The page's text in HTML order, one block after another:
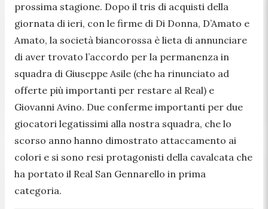
prossima stagione. Dopo il tris di acquisti della
giornata di ieri, con le firme di Di Donna, D’Amato e
Amato, la società biancorossa è lieta di annunciare
di aver trovato l’accordo per la permanenza in
squadra di Giuseppe Asile (che ha rinunciato ad
offerte più importanti per restare al Real) e
Giovanni Avino. Due conferme importanti per due
giocatori legatissimi alla nostra squadra, che lo
scorso anno hanno dimostrato attaccamento ai
colori e si sono resi protagonisti della cavalcata che
ha portato il Real San Gennarello in prima
categoria.